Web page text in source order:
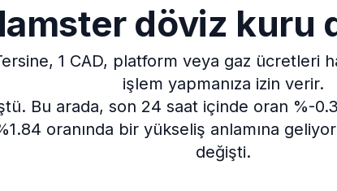
döviz kuru
1 CAD, platform veya gaz ücretleri
işlem yapmanıza izin verir.
Bu arada, son 24 saat içinde oran %-
oranında bir yükseliş anlamına
değişti.